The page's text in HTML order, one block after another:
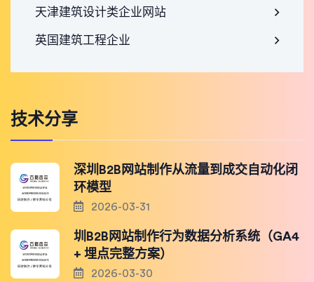
天津建筑设计类企业网站
英国建筑工程企业
技术分享
深圳B2B网站制作从流量到成交自动化闭
环模型
2026-03-31
圳B2B网站制作行为数据分析系统（GA4
+ 埋点完整方案）
2026-03-30